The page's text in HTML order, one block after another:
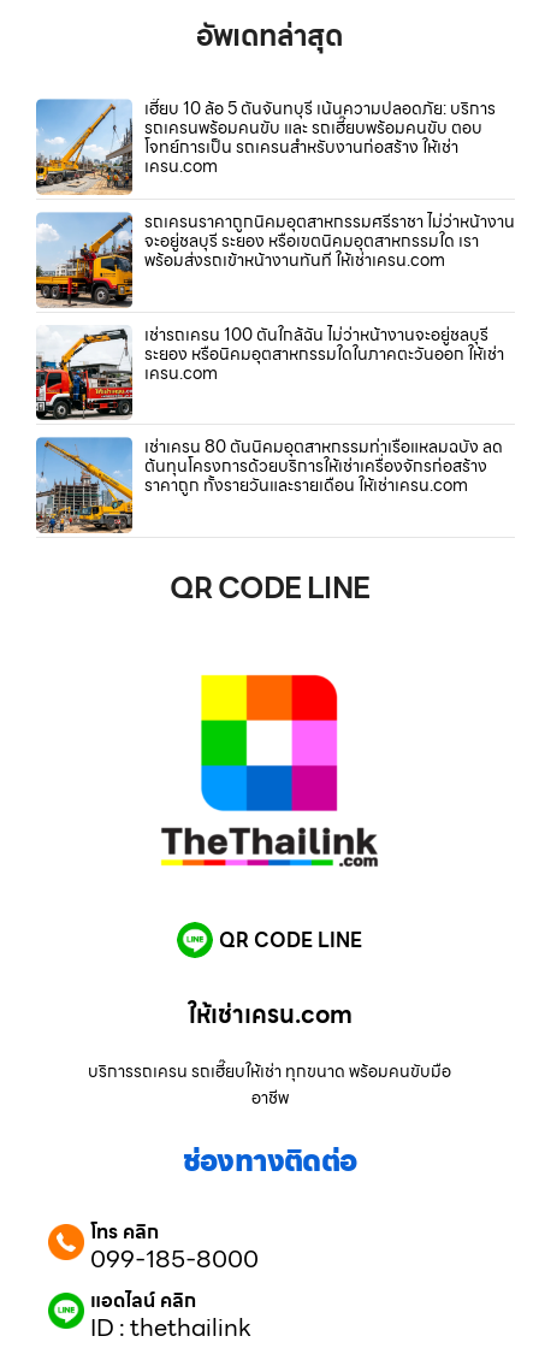
อัพเดทล่าสุด
เฮี๊ยบ 10 ล้อ 5 ตันจันทบุรี เน้นความปลอดภัย: บริการ
รถเครนพร้อมคนขับ และ รถเฮี๊ยบพร้อมคนขับ ตอบ
โจทย์การเป็น รถเครนสำหรับงานก่อสร้าง ให้เช่า
เครน.com
รถเครนราคาถูกนิคมอุตสาหกรรมศรีราชา ไม่ว่าหน้างาน
จะอยู่ชลบุรี ระยอง หรือเขตนิคมอุตสาหกรรมใด เรา
พร้อมส่งรถเข้าหน้างานทันที ให้เช่าเครน.com
เช่ารถเครน 100 ตันใกล้ฉัน ไม่ว่าหน้างานจะอยู่ชลบุรี
ระยอง หรือนิคมอุตสาหกรรมใดในภาคตะวันออก ให้เช่า
เครน.com
เช่าเครน 80 ตันนิคมอุตสาหกรรมท่าเรือแหลมฉบัง ลด
ต้นทุนโครงการด้วยบริการให้เช่าเครื่องจักรก่อสร้าง
ราคาถูก ทั้งรายวันและรายเดือน ให้เช่าเครน.com
QR CODE LINE
QR CODE LINE
ให้เช่าเครน.com
บริการรถเครน รถเฮี๊ยบให้เช่า ทุกขนาด พร้อมคนขับมือ
อาชีพ
ช่องทางติดต่อ
โทร คลิก
099-185-8000
แอดไลน์ คลิก
ID : thethailink